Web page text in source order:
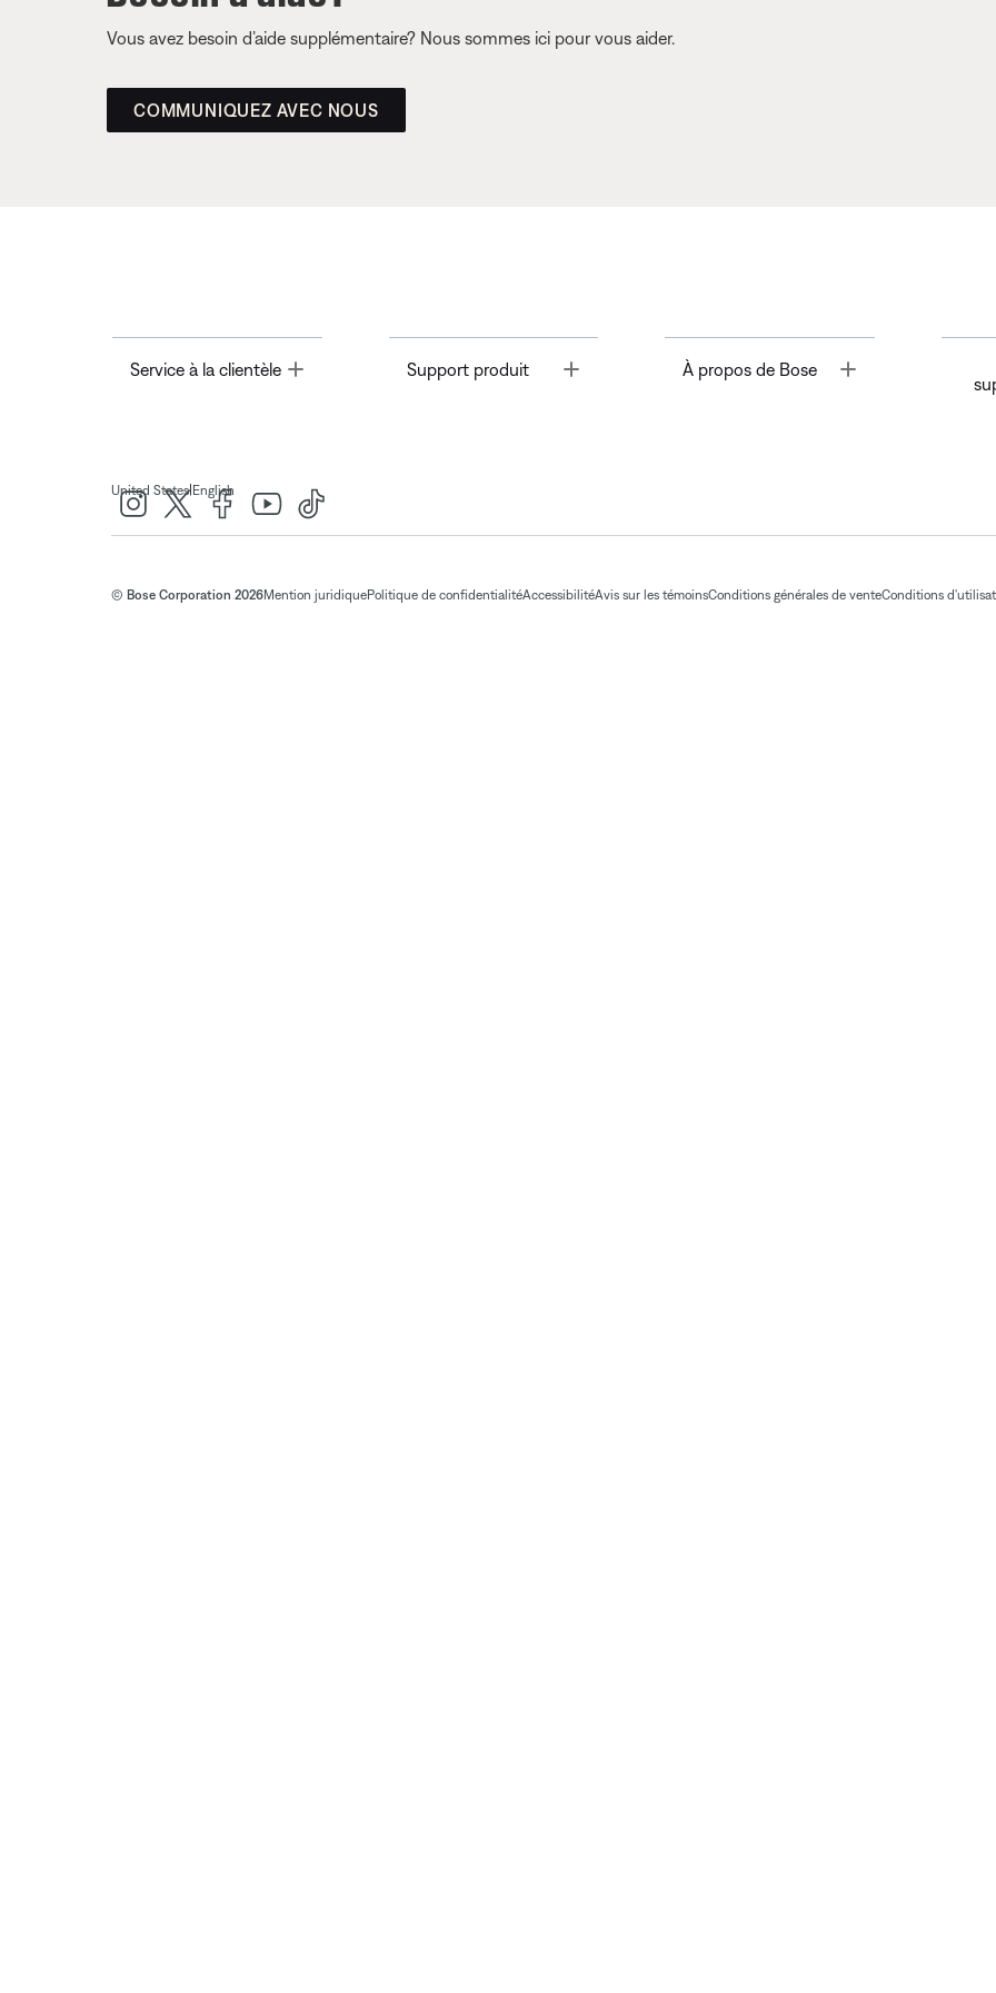
Vous avez besoin d’aide supplémentaire? Nous sommes ici pour vous aider.
COMMUNIQUEZ AVEC NOUS
Service à la clientèle Toggle Support produit À propos de Bose Toggle
United States| English
© Bose Corporation 2026Mention juridiquePolitique de confidentialitéAccessibilitéAvis sur les témoinsConditions générales de venteConditions